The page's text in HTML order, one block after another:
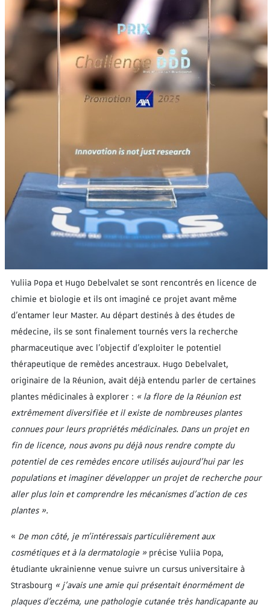
Yuliia Popa et Hugo Debelvalet se sont rencontrés en licence de
chimie et biologie et ils ont imaginé ce projet avant même
d’entamer leur Master. Au départ destinés à des études de
médecine, ils se sont finalement tournés vers la recherche
pharmaceutique avec l’objectif d’exploiter le potentiel
thérapeutique de remèdes ancestraux. Hugo Debelvalet,
originaire de la Réunion, avait déjà entendu parler de certaines
plantes médicinales à explorer : « la flore de la Réunion est
extrêmement diversifiée et il existe de nombreuses plantes
connues pour leurs propriétés médicinales. Dans un projet en
fin de licence, nous avons pu déjà nous rendre compte du
potentiel de ces remèdes encore utilisés aujourd’hui par les
populations et imaginer développer un projet de recherche pour
aller plus loin et comprendre les mécanismes d’action de ces
plantes ».
« De mon côté, je m’intéressais particulièrement aux
cosmétiques et à la dermatologie » précise Yuliia Popa,
étudiante ukrainienne venue suivre un cursus universitaire à
Strasbourg « j’avais une amie qui présentait énormément de
plaques d’eczéma, une pathologie cutanée très handicapante au